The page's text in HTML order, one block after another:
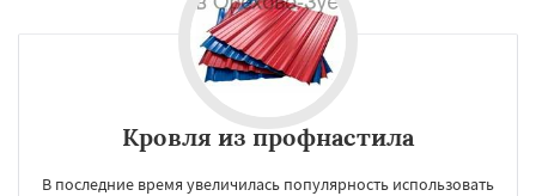
Кровля из профнастила
В последние время увеличилась популярность использовать